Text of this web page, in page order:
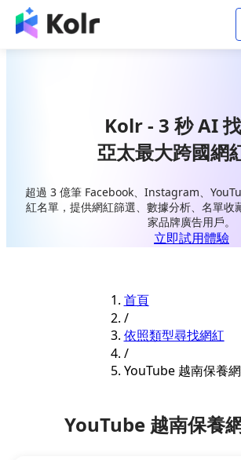
Kolr - 3 秒 AI
亞太最大跨國網
超過 3 億筆 Facebook、Instagram、
紅名單，提供網紅篩選、數據分析、名單收
家品牌廣告用戶。
立即試用體驗
首頁
/
依照類型尋找網紅
/
YouTube 越南保養
YouTube 越南保養